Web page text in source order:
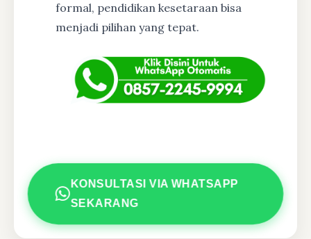
formal, pendidikan kesetaraan bisa
menjadi pilihan yang tepat.
KONSULTASI VIA WHATSAPP
SEKARANG